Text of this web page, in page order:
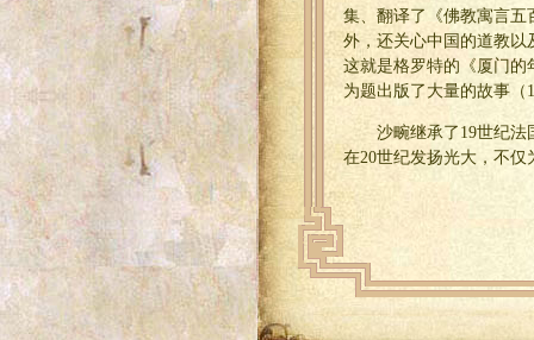
集、翻译了《佛教寓言五
外，还关心中国的道教以
这就是格罗特的《厦门的
为题出版了大量的故事（
沙畹继承了19世纪
在20世纪发扬光大，不